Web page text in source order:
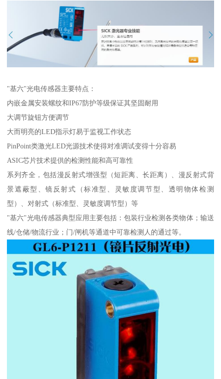
"基六"光电传感器主要特点：
内嵌金属安装螺纹和IP67防护等级保证其坚固耐用
大调节旋钮方便调节
大而明亮的LED指示灯易于监视工作状态
PinPoint类激光LED光源技术使得对准调试变得十分容易
ASIC芯片技术提供的检测性能和高可靠性
系列齐全，包括漫反射式增强型（短距离、长距离）、漫反射式背
景遮蔽型、镜反射式（标准型、灵敏度调节型、透明物体检测
型）、对射式（标准型、灵敏度调节型）等
"基六"光电传感器典型应用主要包括：包装行业检测各类物体；输送
线/仓储/物流行业；门/闸机等通道中可靠检测人的通过等。